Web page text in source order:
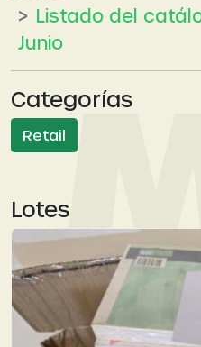
Listado del
Junio
Categorías
Retail
Lotes